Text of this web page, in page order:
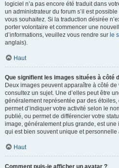
logiciel n’a pas encore été traduit dans
un administrateur du forum s’il est
vous souhaitez. Si la traduction désirée
porter volontaire et commencer une
d’informations, veuillez vous rendre sur le
anglais).
Haut
Que signifient les images situées à côté
Deux images peuvent apparaître à côté
consultez un sujet. Une d’elles peut être
généralement représentée par des
permet d’indiquer votre activité selon le
publié, ou permet de différencier votre
image, généralement plus grande, est une
qui est bien souvent unique et personnelle
Haut
Comment puis-je afficher un avatar ?